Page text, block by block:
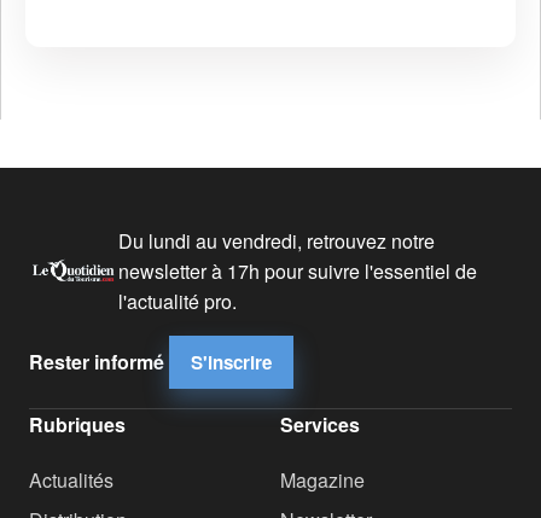
Du lundi au vendredi, retrouvez notre
newsletter à 17h pour suivre l'essentiel de
l'actualité pro.
Rester informé S'inscrire
Rubriques
Actualités
Services
Magazine